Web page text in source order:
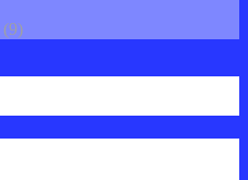
(9)